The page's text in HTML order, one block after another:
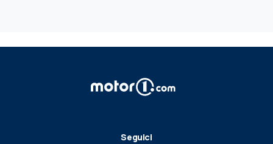
Seguici